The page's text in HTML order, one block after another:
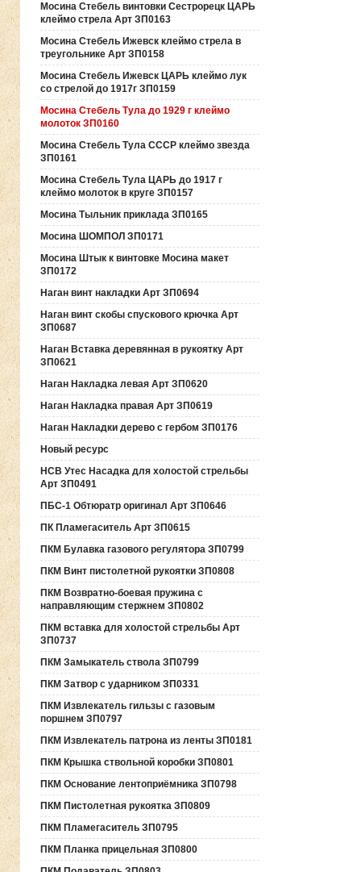
Мосина Стебель винтовки Сестрорецк ЦАРЬ
клеймо стрела Арт ЗП0163
Мосина Стебель Ижевск клеймо стрела в
треугольнике Арт ЗП0158
Мосина Стебель Ижевск ЦАРЬ клеймо лук
со стрелой до 1917г ЗП0159
Мосина Стебель Тула до 1929 г клеймо
молоток ЗП0160
Мосина Стебель Тула СССР клеймо звезда
ЗП0161
Мосина Стебель Тула ЦАРЬ до 1917 г
клеймо молоток в круге ЗП0157
Мосина Тыльник приклада ЗП0165
Мосина ШОМПОЛ ЗП0171
Мосина Штык к винтовке Мосина макет
ЗП0172
Наган винт накладки Арт ЗП0694
Наган винт скобы спускового крючка Арт
ЗП0687
Наган Вставка деревянная в рукоятку Арт
ЗП0621
Наган Накладка левая Арт ЗП0620
Наган Накладка правая Арт ЗП0619
Наган Накладки дерево с гербом ЗП0176
Новый ресурс
НСВ Утес Насадка для холостой стрельбы
Арт ЗП0491
ПБС-1 Обтюратр оригинал Арт ЗП0646
ПК Пламегаситель Арт ЗП0615
ПКМ Булавка газового регулятора ЗП0799
ПКМ Винт пистолетной рукоятки ЗП0808
ПКМ Возвратно-боевая пружина с
направляющим стержнем ЗП0802
ПКМ вставка для холостой стрельбы Арт
ЗП0737
ПКМ Замыкатель ствола ЗП0799
ПКМ Затвор с ударником ЗП0331
ПКМ Извлекатель гильзы с газовым
поршнем ЗП0797
ПКМ Извлекатель патрона из ленты ЗП0181
ПКМ Крышка ствольной коробки ЗП0801
ПКМ Основание лентоприёмника ЗП0798
ПКМ Пистолетная рукоятка ЗП0809
ПКМ Пламегаситель ЗП0795
ПКМ Планка прицельная ЗП0800